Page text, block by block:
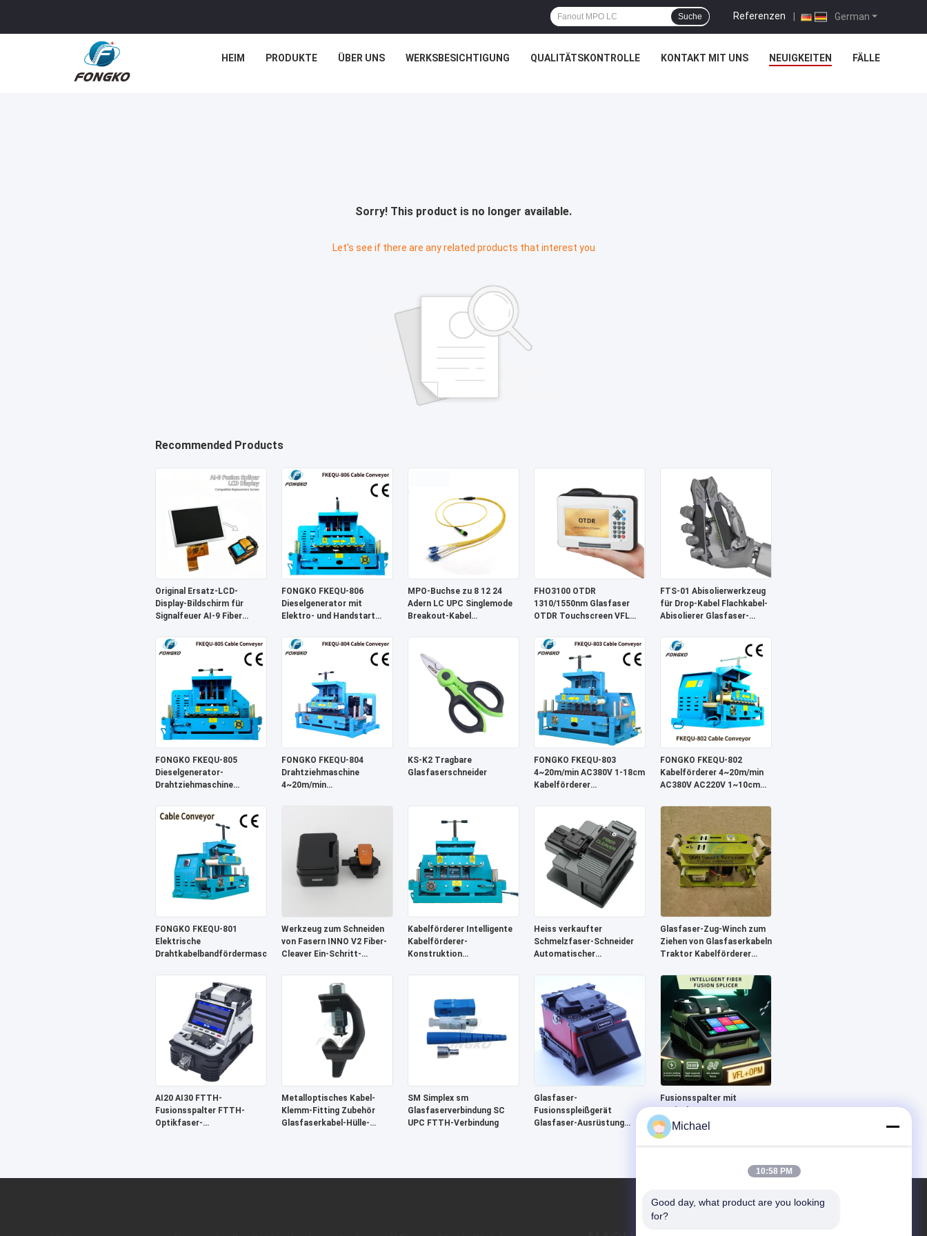
German
Referenzen |
Suche
HEIM PRODUKTE ÜBER UNS WERKSBESICHTIGUNG QUALITÄTSKONTROLLE KONTAKT MIT UNS NEUIGKEITEN FÄLLE
Sorry! This product is no longer available.
Let's see if there are any related products that interest you
Recommended Products
Original Ersatz-LCD-
Display-Bildschirm für
Signalfeuer AI-9 Fiber
Reparaturteil
FONGKO FKEQU-806
Dieselgenerator mit
Elektro- und Handstart
Förderband
MPO-Buchse zu 8 12 24
Adern LC UPC Singlemode
Breakout-Kabel
FHO3100 OTDR
1310/1550nm Glasfaser
OTDR Touchscreen VFL
Ethernet OTDR
FTS-01 Abisolierwerkzeug
für Drop-Kabel Flachkabel-
Abisolierer Glasfaser-
FONGKO FKEQU-805
Dieselgenerator-
Drahtziehmaschine
Benzingenerator 1-18cm
Kabeltransportband
FONGKO FKEQU-804
Drahtziehmaschine
4~20m/min
KS-K2 Tragbare
Glasfaserschneider
FONGKO FKEQU-803
4~20m/min AC380V 1-18cm
Kabelförderer
FONGKO FKEQU-802
Kabelförderer 4~20m/min
AC380V AC220V 1~10cm
FONGKO FKEQU-801
Elektrische
Drahtkabelbandfördermaschine
Werkzeug zum Schneiden
von Fasern INNO V2 Fiber-
Cleaver Ein-Schritt-
Kabelförderer Intelligente
Kabelförderer-
Konstruktion
Heiss verkaufter
Schmelzfaser-Schneider
Automatischer
Glasfaser-Zug-Winch zum
Ziehen von Glasfaserkabeln
Traktor Kabelförderer
AI20 AI30 FTTH-
Fusionsspalter FTTH-
Optikfaser-
Metalloptisches Kabel-
Klemm-Fitting Zubehör
Glasfaserkabel-Hülle-
SM Simplex sm
Glasfaserverbindung SC
UPC FTTH-Verbindung
Glasfaser-
Fusionsspleißgerät
Glasfaser-Ausrüstung
Fusionsspalter mit
Michael
10:58 PM
Good day, what product are you looking
for?